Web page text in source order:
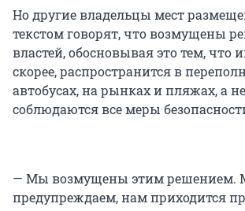
Но другие владельцы мест
текстом говорят, что возмущены
властей, обосновывая это тем, что
скорее, распространится в
автобусах, на рынках и пляжах, а
соблюдаются все меры
— Мы возмущены этим решением.
предупреждаем, нам приходится